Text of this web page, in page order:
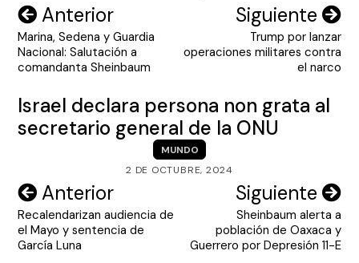
Navegación
de
entradas
Anterior
Marina, Sedena y Guardia
Nacional: Salutación a
comandanta Sheinbaum
Siguiente
Trump por lanzar
operaciones militares contra
el narco
Israel declara persona non grata al
secretario general de la ONU
MUNDO
2 DE OCTUBRE, 2024
Navegación
de
entradas
Anterior
Recalendarizan audiencia de
el Mayo y sentencia de
García Luna
Siguiente
Sheinbaum alerta a
población de Oaxaca y
Guerrero por Depresión 11-E